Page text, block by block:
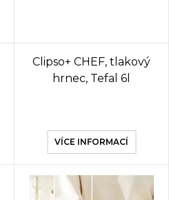
Clipso+ CHEF, tlakový
hrnec, Tefal 6l
VÍCE INFORMACÍ